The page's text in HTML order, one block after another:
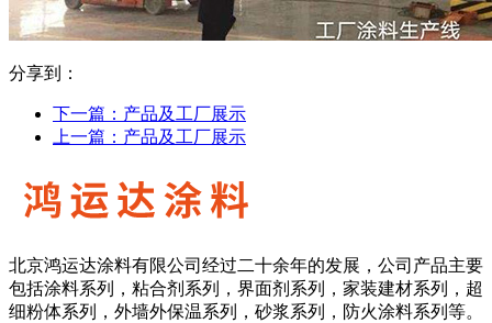
分享到：
下一篇： 产品及工厂展示
上一篇： 产品及工厂展示
北京鸿运达涂料有限公司经过二十余年的发展，公司产品主要
包括涂料系列，粘合剂系列，界面剂系列，家装建材系列，超
细粉体系列，外墙外保温系列，砂浆系列，防火涂料系列等。